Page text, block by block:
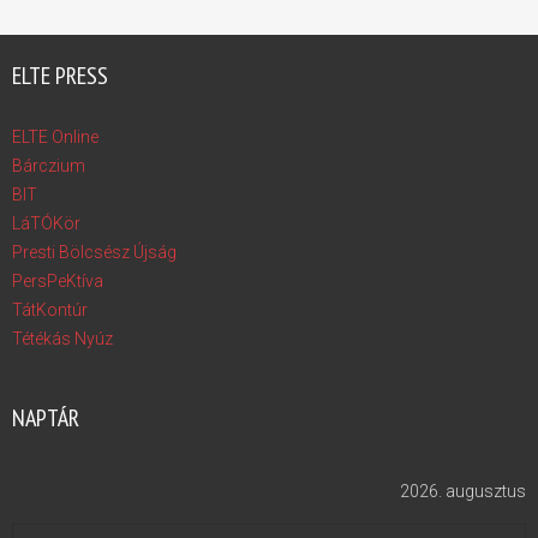
ELTE PRESS
ELTE Online
Bárczium
BIT
LáTÓKör
Presti Bölcsész Újság
PersPeKtíva
TátKontúr
Tétékás Nyúz
NAPTÁR
2026. augusztus